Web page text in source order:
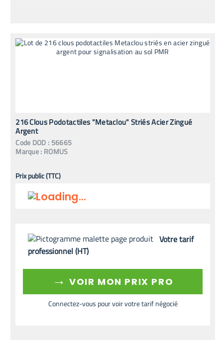
216 Clous Podotactiles "Metaclou" Striés Acier Zingué
Argent
Code DOD : 56665
Marque : ROMUS
Prix public (TTC)
Votre tarif
professionnel (HT)
→ VOIR MON PRIX PRO
Connectez-vous pour voir votre tarif négocié